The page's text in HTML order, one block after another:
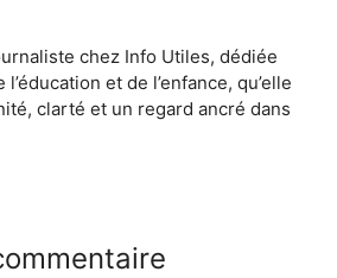
chez Info Utiles, dédiée
et de l’enfance, qu’elle
clarté et un regard ancré dans